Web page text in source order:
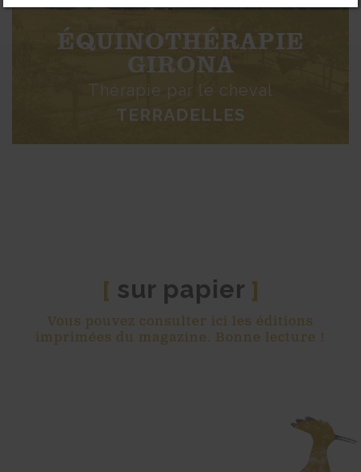
ÉQUINOTHÉRAPIE
GIRONA
Thérapie par le cheval
TERRADELLES
[ sur papier ]
Vous pouvez consulter ici les éditions
imprimées du magazine. Bonne lecture !